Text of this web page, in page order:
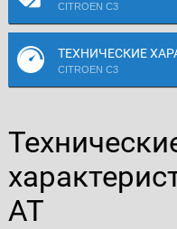
CITROEN C3
ТЕХНИЧЕСКИЕ
CITROEN C3
AT